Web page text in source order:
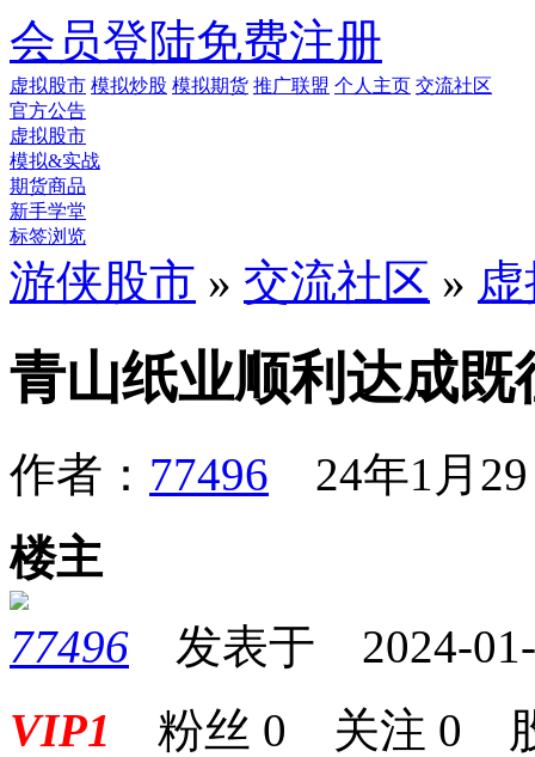
会员登陆免费注册
虚拟股市 模拟炒股 模拟期货 推广联盟 个人主页 交流社区
官方公告
虚拟股市
模拟&实战
期货商品
新手学堂
标签浏览
游侠股市 » 交流社区 »
青山纸业顺利达成既
作者： 77496 24年1月
楼主
77496 发表于 2024-01-
VIP1 粉丝 0 关注 0